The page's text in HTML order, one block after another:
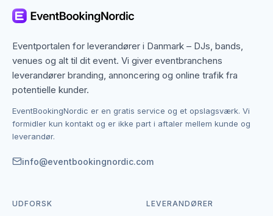
Horsens, men også specialister fra nabobyer, der
hvis du har en bestemt stil, et bestemt budget eller en
speciel ramme i tankerne.
Kontakten foregår altid direkte mellem dig og den
EventBookingNordic er en åben portal – vi tager
hverken gebyr eller provision, og du laver aftalen på
præcisere leverancen og indgå en aftale, der passer
Eventportalen for leverandører i Danmark – DJs, bands,
venues og alt til dit event. Vi giver eventbranchens
leverandører branding, annoncering og online trafik fra
potentielle kunder.
EventBookingNordic er en gratis service og et opslagsværk. Vi
formidler kun kontakt og er ikke part i aftaler mellem kunde og
leverandør.
info@eventbookingnordic.com
UDFORSK LEVERANDØRER